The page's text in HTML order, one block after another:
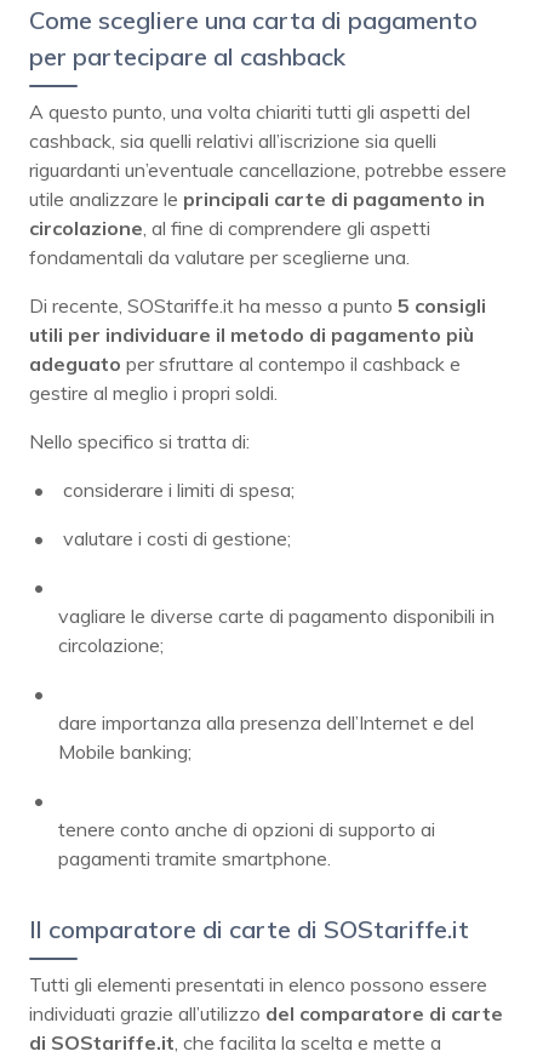
Come scegliere una carta di pagamento
per partecipare al cashback
A questo punto, una volta chiariti tutti gli aspetti del
cashback, sia quelli relativi all’iscrizione sia quelli
riguardanti un’eventuale cancellazione, potrebbe essere
utile analizzare le principali carte di pagamento in
circolazione , al fine di comprendere gli aspetti
fondamentali da valutare per sceglierne una.
Di recente, SOStariffe.it ha messo a punto 5 consigli
utili per individuare il metodo di pagamento più
adeguato per sfruttare al contempo il cashback e
gestire al meglio i propri soldi.
Nello specifico si tratta di:
considerare i limiti di spesa;
valutare i costi di gestione;
vagliare le diverse carte di pagamento disponibili in
circolazione;
dare importanza alla presenza dell’Internet e del
Mobile banking;
tenere conto anche di opzioni di supporto ai
pagamenti tramite smartphone.
Il comparatore di carte di SOStariffe.it
Tutti gli elementi presentati in elenco possono essere
individuati grazie all’utilizzo del comparatore di carte
di SOStariffe.it , che facilita la scelta e mette a